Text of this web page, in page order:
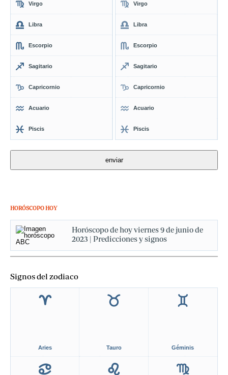
Virgo
Libra
Escorpio
Sagitario
Capricornio
Acuario
Piscis
Virgo
Libra
Escorpio
Sagitario
Capricornio
Acuario
Piscis
HORÓSCOPO HOY
Horóscopo de hoy viernes 9 de junio de
2023 | Predicciones y signos
Signos del zodiaco
Aries Tauro Géminis